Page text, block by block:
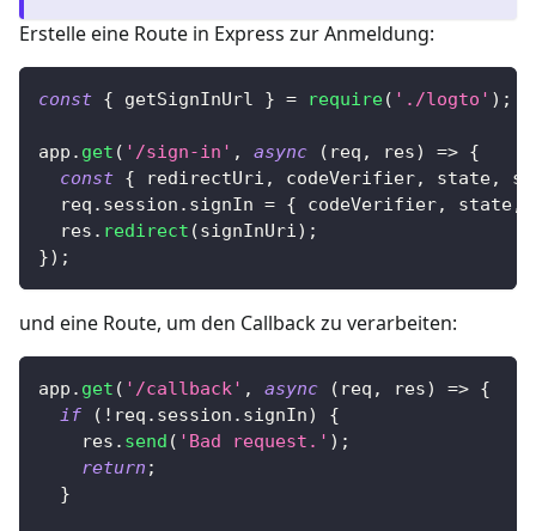
Erstelle eine Route in Express zur Anmeldung:
const { getSignInUrl } = require( './logto' ) ;
app . get ( '/sign-in' , async ( req , res) => {
const { redirectUri , codeVerifier, state,
  req
. session . signIn = { codeVerifier, state,
  res
. redirect (signInUri) ;
}) ;
und eine Route, um den Callback zu verarbeiten:
app . get ( '/callback' , async ( req , res) => {
if
( ! req . session . signIn)
{
    res
. send ( 'Bad request.' ) ;
return ;
}